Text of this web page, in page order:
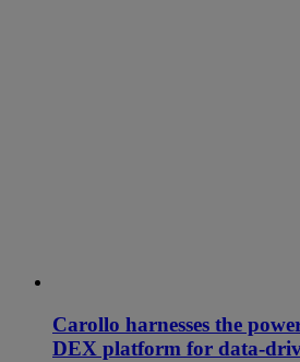
Carollo harnesses the
DEX platform for data-